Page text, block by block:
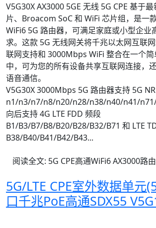
V5G30X AX3000 5GE 无线 5G CPE 基于
片、Broacom SoC 和 WiFi 芯片组，是一
WiFi6 5G 路由器，可满足家庭或小型企业
求。这款 5G 无线网关将千兆以太网互联
联网支持和 3000Mbps WiFi 整合在一个
中，可为您的所有设备共享互联网连接，
语音通信。
V5G30X 3000Mbps 5G 路由器支持 5G
n1/n3/n7/n8/n20/n28/n38/n40/n41/
向后支持 4G LTE FDD 频段
B1/B3/B7/B8/B20/B28/B32/B71 和 LTE
B38/B40/B41/B42/B43...
阅读全文: 5G CPE高通WiFi6 AX3000路
5G/LTE CPE室外数据单元
口千兆PoE高通SDX55